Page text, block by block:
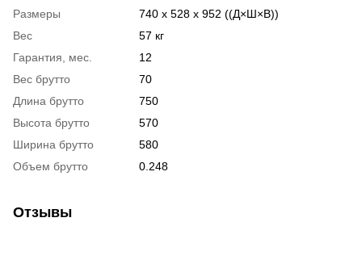
Размеры
740 x 528 x 952 ((Д×Ш×В))
Вес
57 кг
Гарантия, мес.
12
Вес брутто
70
Длина брутто
750
Высота брутто
570
Ширина брутто
580
Объем брутто
0.248
Отзывы